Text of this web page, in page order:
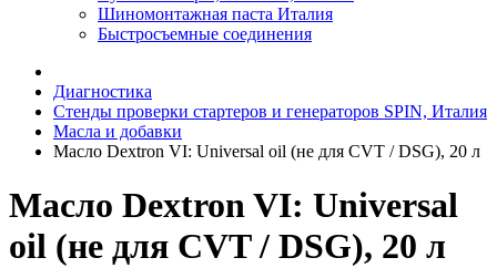
Шиномонтажная паста Италия
Быстросъемные соединения
Диагностика
Стенды проверки стартеров и генераторов SPIN, Италия
Масла и добавки
Масло Dextron VI: Universal oil (не для CVT / DSG), 20 л
Масло Dextron VI: Universal
oil (не для CVT / DSG), 20 л